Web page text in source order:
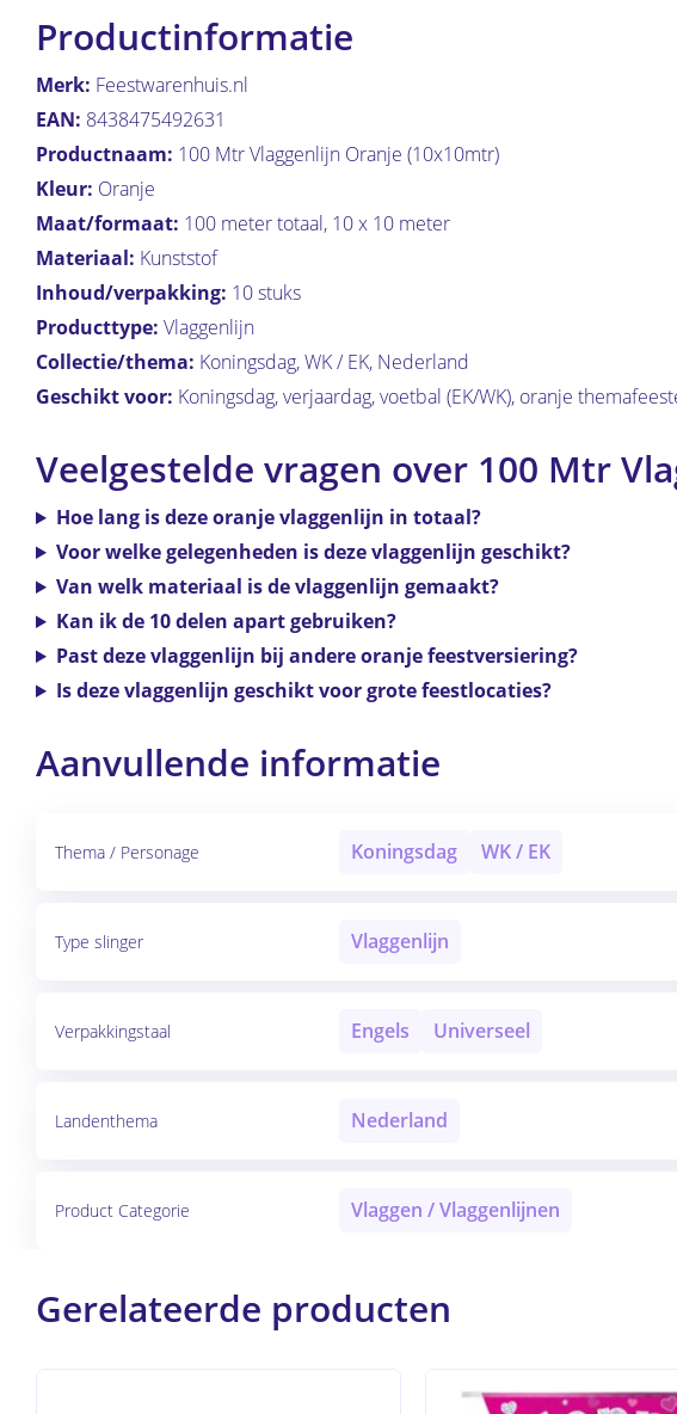
Productinformatie
Merk: Feestwarenhuis.nl
EAN: 8438475492631
Productnaam: 100 Mtr Vlaggenlijn Oranje (10x10mtr)
Kleur: Oranje
Maat/formaat: 100 meter totaal, 10 x 10 meter
Materiaal: Kunststof
Inhoud/verpakking: 10 stuks
Producttype: Vlaggenlijn
Collectie/thema: Koningsdag, WK / EK, Nederland
Geschikt voor: Koningsdag, verjaardag, voetbal (EK/WK), oranje
Veelgestelde vragen over 100 Mtr
Hoe lang is deze oranje vlaggenlijn in totaal?
Voor welke gelegenheden is deze vlaggenlijn geschikt?
Van welk materiaal is de vlaggenlijn gemaakt?
Kan ik de 10 delen apart gebruiken?
Past deze vlaggenlijn bij andere oranje feestversiering?
Is deze vlaggenlijn geschikt voor grote feestlocaties?
Aanvullende informatie
Thema / Personage Koningsdag WK / EK
Type slinger Vlaggenlijn
Verpakkingstaal Engels Universeel
Landenthema Nederland
Product Categorie Vlaggen / Vlaggenlijnen
Gerelateerde producten